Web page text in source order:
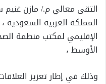
التقى معالي م./ مازن
المملكة العربية السعودية
الإقليمي لمكتب منظمة
الأوسط ،
وذلك في إطار تعزيز العلاقات